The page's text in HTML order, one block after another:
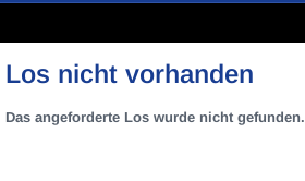
Los nicht vorhanden
Das angeforderte Los wurde nicht gefunden.